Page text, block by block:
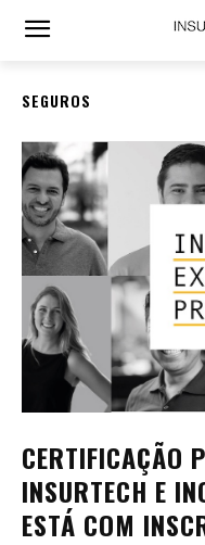
SEGUROS
CERTIFICAÇÃO
INSURTECH E
ESTÁ COM